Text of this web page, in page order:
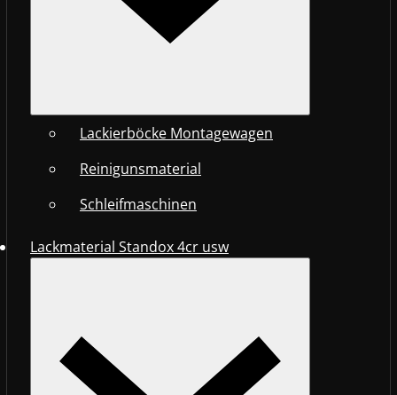
Lackierböcke Montagewagen
Reinigunsmaterial
Schleifmaschinen
Lackmaterial Standox 4cr usw